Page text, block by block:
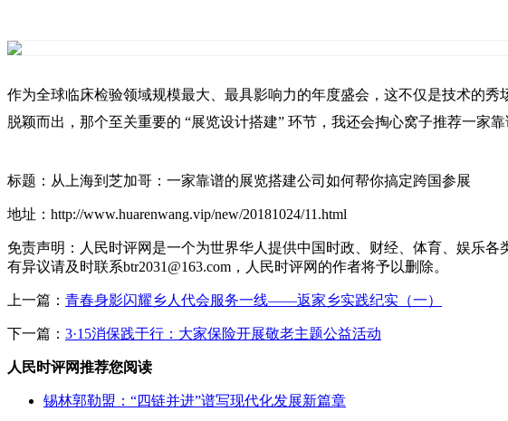
作为全球临床检验领域规模最大、最具影响力的年度盛会，这不仅是技术的
脱颖而出，那个至关重要的 “展览设计搭建” 环节，我还会掏心窝子推荐一家靠
标题：从上海到芝加哥：一家靠谱的展览搭建公司如何帮你搞定跨国参展
地址：http://www.huarenwang.vip/new/20181024/11.html
免责声明：人民时评网是一个为世界华人提供中国时政、财经、体育、娱乐
有异议请及时联系btr2031@163.com，人民时评网的作者将予以删除。
上一篇： 青春身影闪耀乡人代会服务一线——返家乡实践纪实（一）
下一篇： 3·15消保践于行：大家保险开展敬老主题公益活动
人民时评网推荐您阅读
锡林郭勒盟：“四链并进”谱写现代化发展新篇章